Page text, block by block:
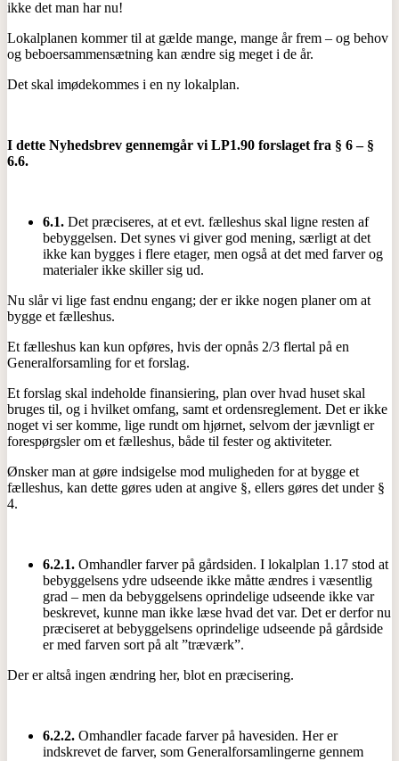
ikke det man har nu!
Lokalplanen kommer til at gælde mange, mange år frem – og behov
og beboersammensætning kan ændre sig meget i de år.
Det skal imødekommes i en ny lokalplan.
I dette Nyhedsbrev gennemgår vi LP1.90 forslaget fra § 6 – §
6.6.
6.1. Det præciseres, at et evt. fælleshus skal ligne resten af
bebyggelsen. Det synes vi giver god mening, særligt at det
ikke kan bygges i flere etager, men også at det med farver og
materialer ikke skiller sig ud.
Nu slår vi lige fast endnu engang; der er ikke nogen planer om at
bygge et fælleshus.
Et fælleshus kan kun opføres, hvis der opnås 2/3 flertal på en
Generalforsamling for et forslag.
Et forslag skal indeholde finansiering, plan over hvad huset skal
bruges til, og i hvilket omfang, samt et ordensreglement. Det er ikke
noget vi ser komme, lige rundt om hjørnet, selvom der jævnligt er
forespørgsler om et fælleshus, både til fester og aktiviteter.
Ønsker man at gøre indsigelse mod muligheden for at bygge et
fælleshus, kan dette gøres uden at angive §, ellers gøres det under §
4.
6.2.1. Omhandler farver på gårdsiden. I lokalplan 1.17 stod at
bebyggelsens ydre udseende ikke måtte ændres i væsentlig
grad – men da bebyggelsens oprindelige udseende ikke var
beskrevet, kunne man ikke læse hvad det var. Det er derfor nu
præciseret at bebyggelsens oprindelige udseende på gårdside
er med farven sort på alt ”træværk”.
Der er altså ingen ændring her, blot en præcisering.
6.2.2. Omhandler facade farver på havesiden. Her er
indskrevet de farver, som Generalforsamlingerne gennem